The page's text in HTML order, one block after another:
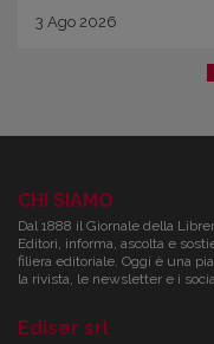
3 Ago 2026
CHI SIAMO
Dal 1888 il Giornale della
Editori, informa, ascolta e
filiera editoriale. Oggi è una
la rivista, le newsletter e i
Ediser srl